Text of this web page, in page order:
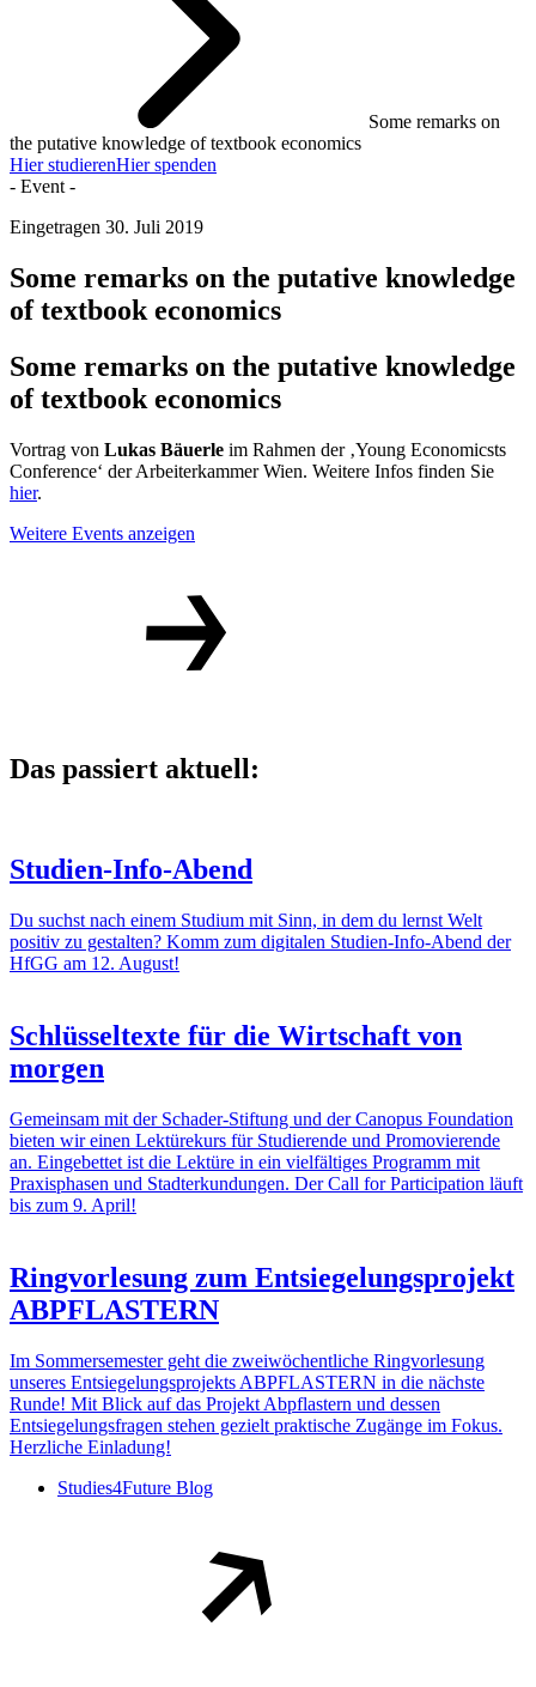
Some remarks on
the putative knowledge of textbook economics
Hier studierenHier spenden
- Event -
Eingetragen 30. Juli 2019
Some remarks on the putative knowledge
of textbook economics
Some remarks on the putative knowledge
of textbook economics
Vortrag von Lukas Bäuerle im Rahmen der ‚Young Economicsts
Conference‘ der Arbeiterkammer Wien. Weitere Infos finden Sie
hier.
Weitere Events anzeigen
Das passiert aktuell:
Studien-Info-Abend
Du suchst nach einem Studium mit Sinn, in dem du lernst Welt
positiv zu gestalten? Komm zum digitalen Studien-Info-Abend der
HfGG am 12. August!
Schlüsseltexte für die Wirtschaft von
morgen
Gemeinsam mit der Schader-Stiftung und der Canopus Foundation
bieten wir einen Lektürekurs für Studierende und Promovierende
an. Eingebettet ist die Lektüre in ein vielfältiges Programm mit
Praxisphasen und Stadterkundungen. Der Call for Participation läuft
bis zum 9. April!
Ringvorlesung zum Entsiegelungsprojekt
ABPFLASTERN
Im Sommersemester geht die zweiwöchentliche Ringvorlesung
unseres Entsiegelungsprojekts ABPFLASTERN in die nächste
Runde! Mit Blick auf das Projekt Abpflastern und dessen
Entsiegelungsfragen stehen gezielt praktische Zugänge im Fokus.
Herzliche Einladung!
Studies4Future Blog